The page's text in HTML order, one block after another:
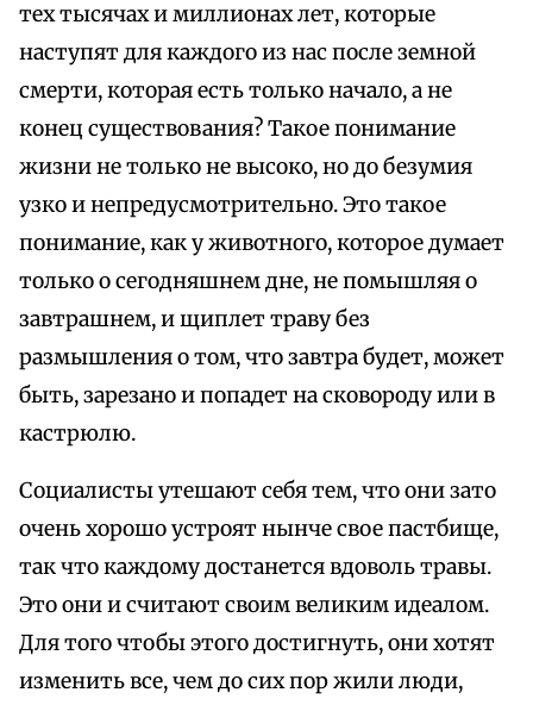
тех тысячах и миллионах лет, которые
наступят для каждого из нас после земной
смерти, которая есть только начало, а не
конец существования? Такое понимание
жизни не только не высоко, но до безумия
узко и непредусмотрительно. Это такое
понимание, как у животного, которое думает
только о сегодняшнем дне, не помышляя о
завтрашнем, и щиплет траву без
размышления о том, что завтра будет, может
быть, зарезано и попадет на сковороду или в
кастрюлю.
Социалисты утешают себя тем, что они зато
очень хорошо устроят нынче свое пастбище,
так что каждому достанется вдоволь травы.
Это они и считают своим великим идеалом.
Для того чтобы этого достигнуть, они хотят
изменить все, чем до сих пор жили люди,